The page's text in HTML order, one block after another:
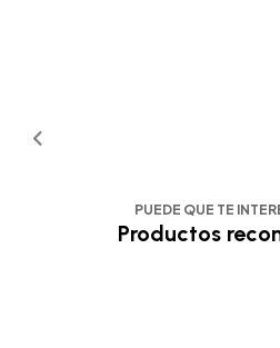
PUEDE QUE TE
Productos